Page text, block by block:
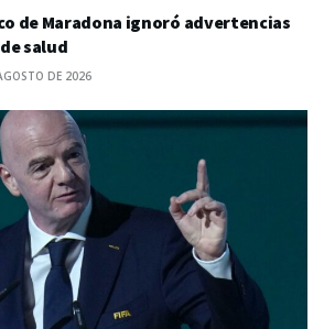
de Maradona ignoró advertencias
salud
DE 2026